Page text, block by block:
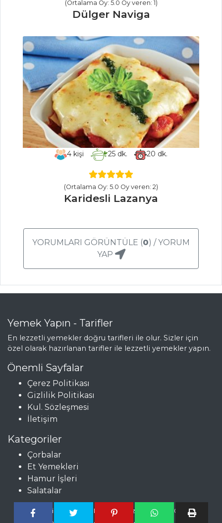
Salatası
Nar Salatası
Acılı Ve Misket
Limon Soslu
Karpuz Salatası
Salatalar Tüm
Tarifleri
MASTERCHEF
En lezzetli bakla
pilavı (bakla aşı)
kadınbudu
Masterchef Tüm
Tarifleri
ÇORBALAR
Korsan Çorbası
Pesto Soslu
Sebze Çorbası
Sirke soslu Yeşil
Mercimek Çorbası
Çorbalar Tüm
Tarifleri
SEBZE
(Ortalama Oy: 5.0 Oy veren: 1)
Dülger Naviga
4 kişi 25dk. 20 dk.
(Ortalama Oy: 5.0 Oy veren: 2)
Karidesli Lazanya
YORUMLARI GÖRÜNTÜLE (0) / YORUM
YAP
Yemek Yapın - Tarifler
En lezzetli yemekler doğru tarifleri ile olur. Sizler için
özel olarak hazırlanan tarifler ile lezzetli yemekler yapın.
Önemli Sayfalar
Çerez Politikası
Gizlilik Politikası
Kul. Sözleşmesi
İletişim
Kategoriler
Çorbalar
Et Yemekleri
Hamur İşleri
Salatalar
Copyright © Pratik, Nefis ve Lezzetli Tarifler 2024 -